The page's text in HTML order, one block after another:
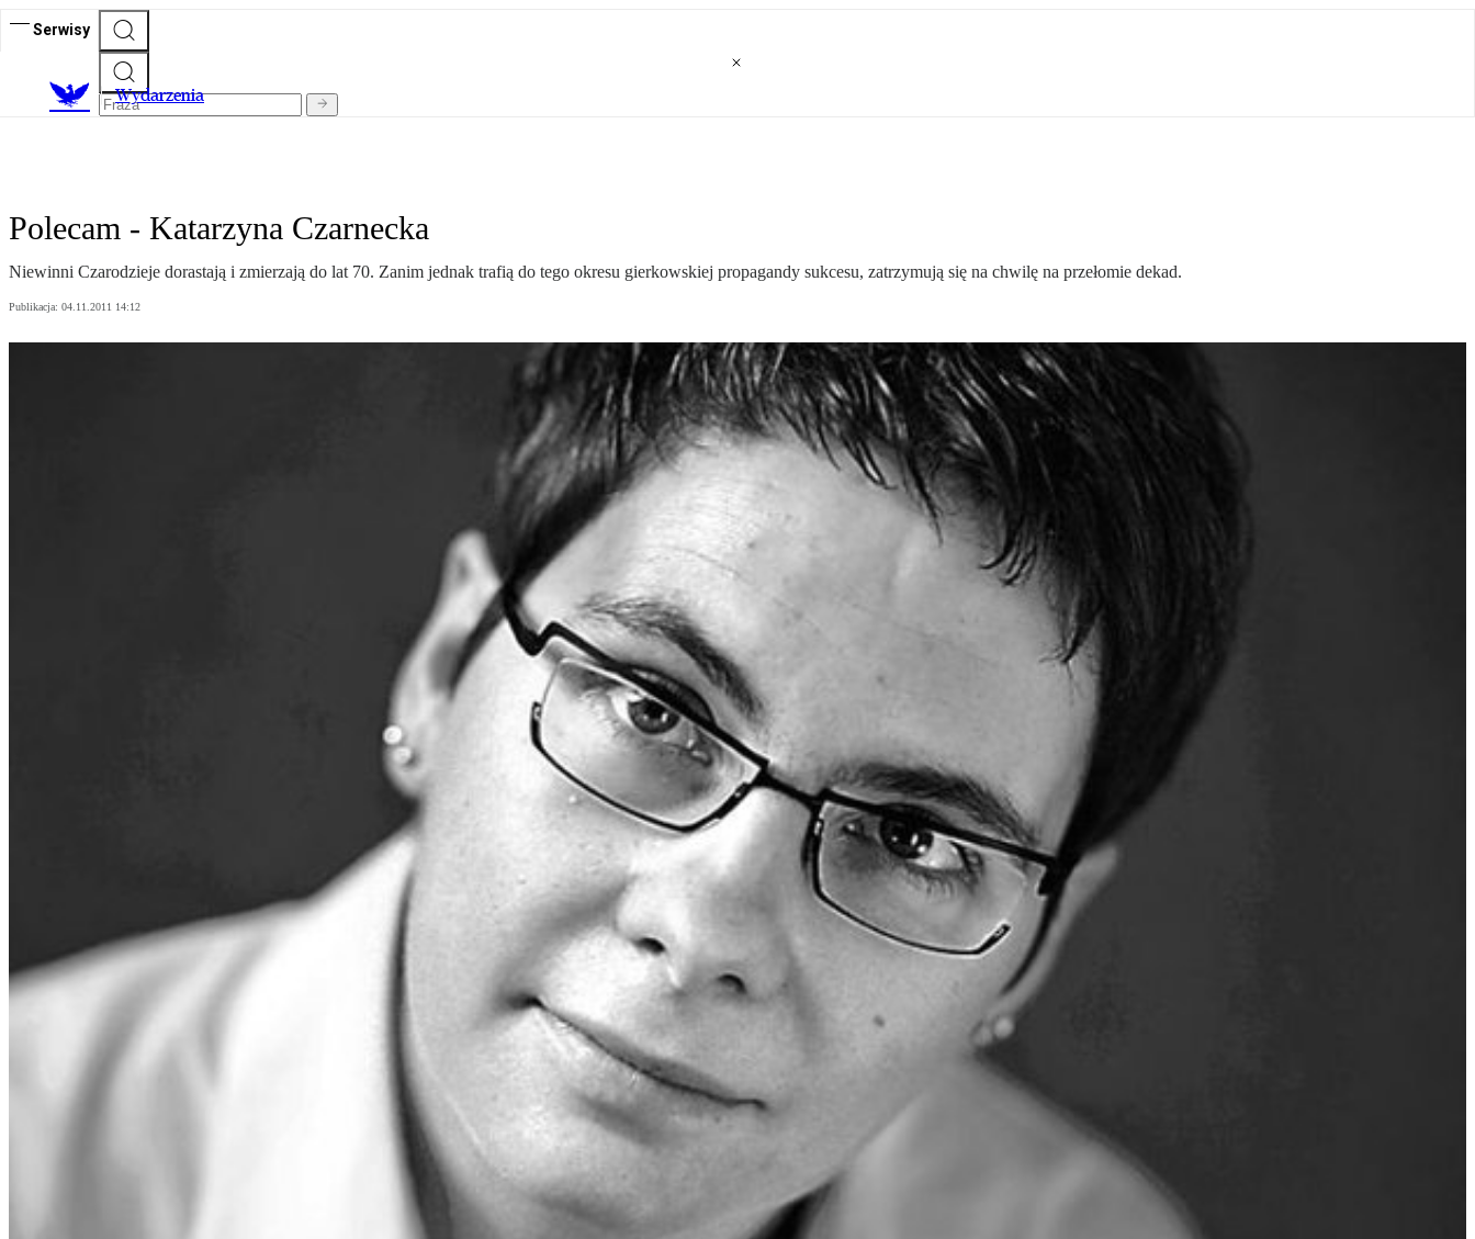
Serwisy
Wydarzenia
Polecam - Katarzyna Czarnecka
Niewinni Czarodzieje dorastają i zmierzają do lat 70. Zanim jednak trafią do tego okresu gierkowskiej propagandy sukcesu, zatrzymują się na chwilę na przełomie dekad.
Publikacja: 04.11.2011 14:12